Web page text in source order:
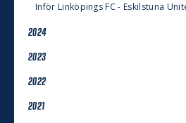
Inför Linköpings FC - Eskilstuna
2024
2023
2022
2021